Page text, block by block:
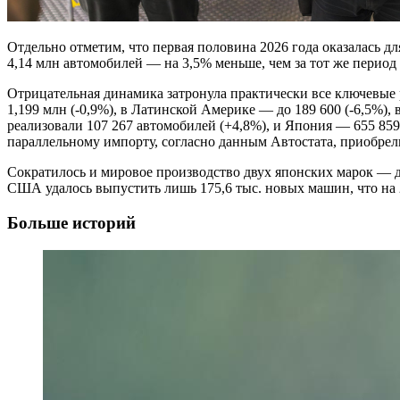
Отдельно отметим, что первая половина 2026 года оказалась
4,14 млн автомобилей — на 3,5% меньше, чем за тот же
Отрицательная динамика затронула практически все
1,199 млн (-0,9%), в Латинской Америке — до 189 600 (-
реализовали 107 267 автомобилей (+4,8%), и Япония — 655
параллельному импорту, согласно данным Автостата,
Сократилось и мировое производство двух японских марок —
США удалось выпустить лишь 175,6 тыс. новых машин, что на
Больше историй